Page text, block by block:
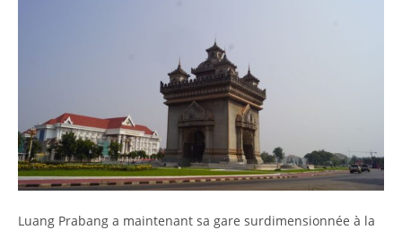
Luang Prabang a maintenant sa gare surdimensionnée à la